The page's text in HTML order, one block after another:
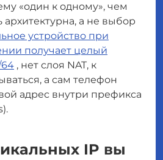
«один к одному», чем
архитектурна, а не выбор
устройство при
получает целый
, нет слоя NAT, к
а сам телефон
адрес внутри префикса
IP вы